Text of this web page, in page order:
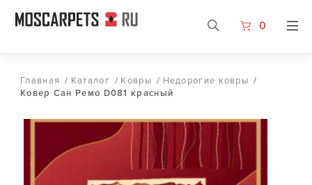
0
Главная / Каталог / Ковры / Недорогие ковры /
Ковер Сан Ремо D081 красный